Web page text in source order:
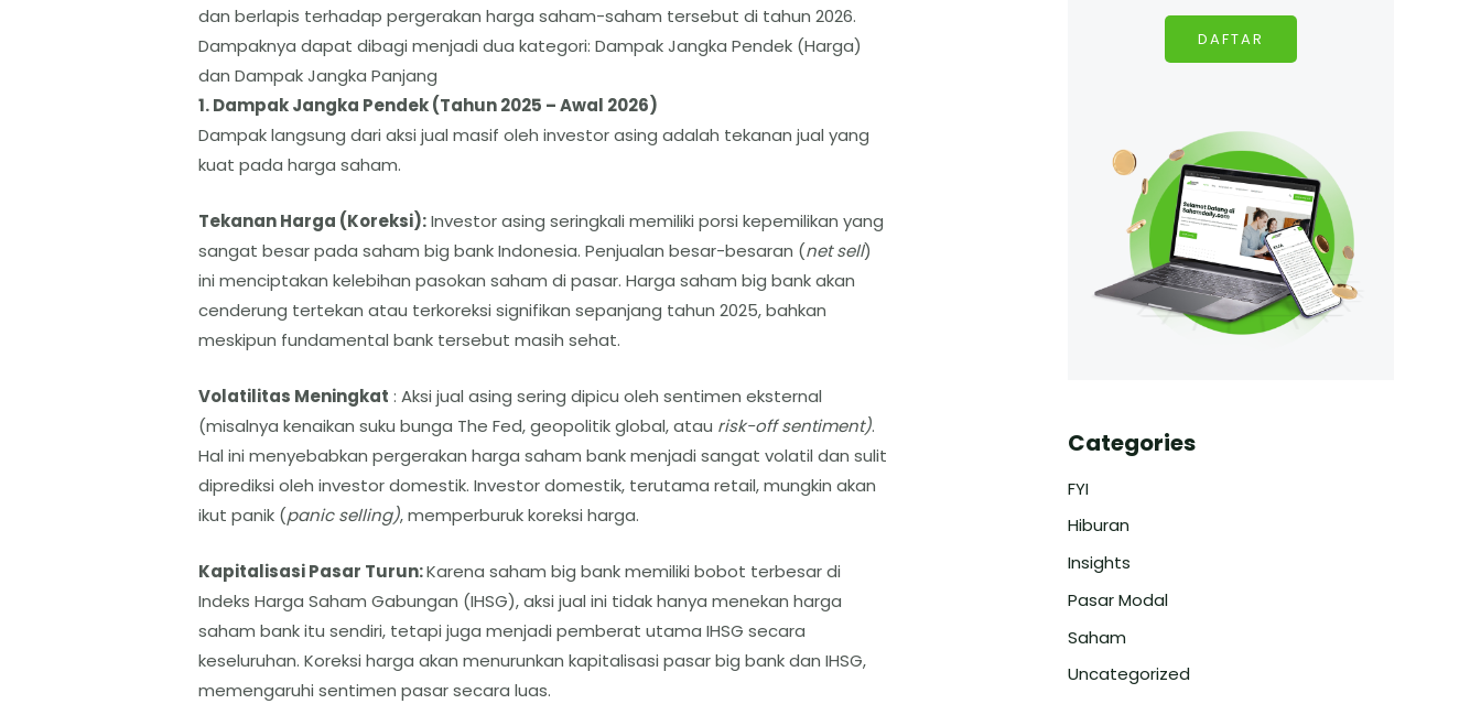
dan berlapis terhadap pergerakan harga saham-saham tersebut di tahun 2026.
​Dampaknya dapat dibagi menjadi dua kategori: Dampak Jangka Pendek (Harga)
dan Dampak Jangka Panjang
​1. Dampak Jangka Pendek (Tahun 2025 – Awal 2026)
​Dampak langsung dari aksi jual masif oleh investor asing adalah tekanan jual yang
kuat pada harga saham.
Tekanan Harga (Koreksi):Investor asing seringkali memiliki porsi kepemilikan yang
sangat besar pada saham big bank Indonesia. Penjualan besar-besaran (net sell)
ini menciptakan kelebihan pasokan saham di pasar. Harga saham big bank akan
cenderung tertekan atau terkoreksi signifikan sepanjang tahun 2025, bahkan
meskipun fundamental bank tersebut masih sehat.
Volatilitas Meningkat : Aksi jual asing sering dipicu oleh sentimen eksternal
(misalnya kenaikan suku bunga The Fed, geopolitik global, atau risk-off sentiment).
Hal ini menyebabkan pergerakan harga saham bank menjadi sangat volatil dan sulit
diprediksi oleh investor domestik. Investor domestik, terutama retail, mungkin akan
ikut panik (panic selling), memperburuk koreksi harga.
Kapitalisasi Pasar Turun:Karena saham big bank memiliki bobot terbesar di
Indeks Harga Saham Gabungan (IHSG), aksi jual ini tidak hanya menekan harga
saham bank itu sendiri, tetapi juga menjadi pemberat utama IHSG secara
keseluruhan. Koreksi harga akan menurunkan kapitalisasi pasar big bank dan IHSG,
memengaruhi sentimen pasar secara luas.
DAFTAR
Categories
FYI
Hiburan
Insights
Pasar Modal
Saham
Uncategorized